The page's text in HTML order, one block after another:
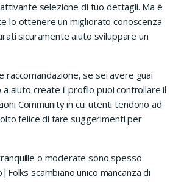
selezione di tuo dettagli. Ma è
lo ottenere un migliorato conoscenza
sicuramente aiuto sviluppare un
raccomandazione, se sei avere guai
a aiuto create il profilo puoi controllare il
Community in cui utenti tendono ad
felice di fare suggerimenti per
o moderate sono spesso
scambiano unico mancanza di